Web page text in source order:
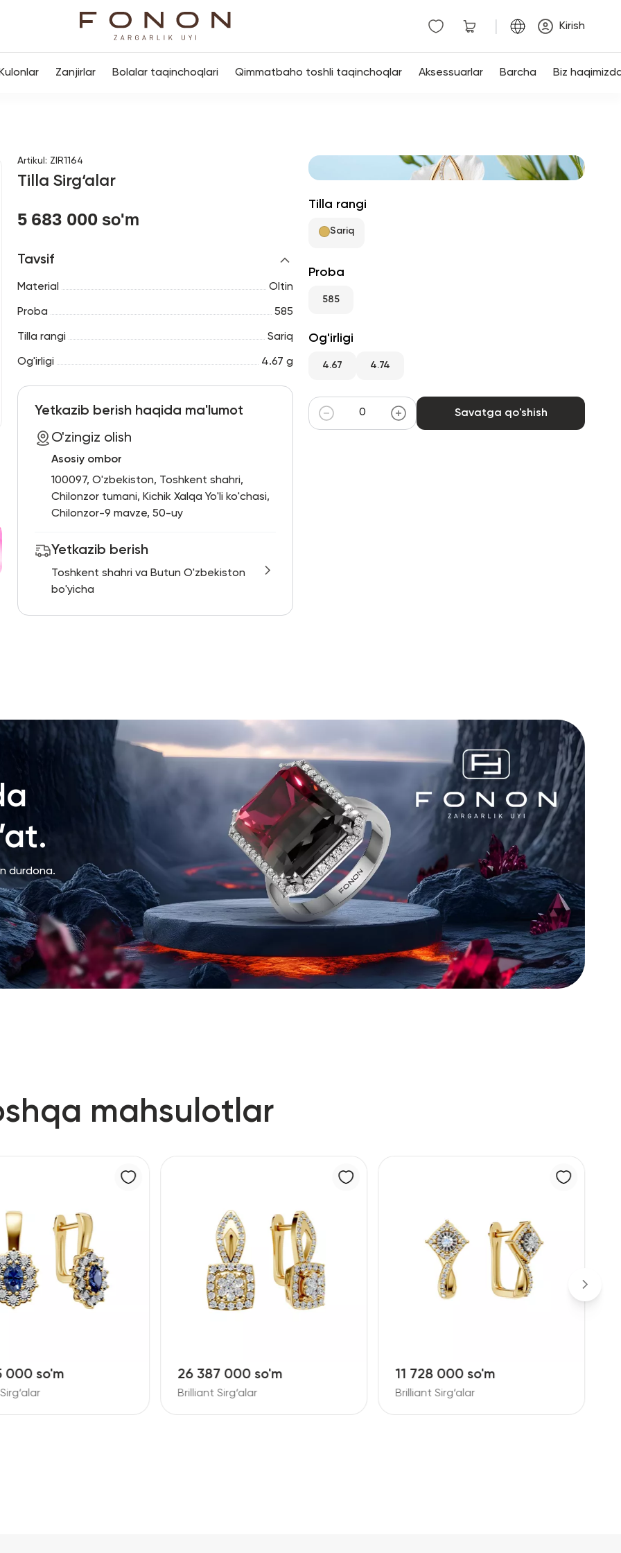
Kirish
Kulonlar Zanjirlar Bolalar taqinchoqlari Qimmatbaho toshli taqinchoqlar Aksessuarlar Barcha Biz
Artikul : ZIR1164
Tilla Sirg‘alar
5 683 000 so'm
Tavsif
Material Oltin
Proba 585
Tilla rangi Sariq
Og'irligi 4.67 g
Yetkazib berish haqida ma'lumot
O'zingiz olish
Asosiy ombor
100097, O'zbekiston, Toshkent shahri,
Chilonzor tumani, Kichik Xalqa Yo'li ko'chasi,
Chilonzor-9 mavze, 50-uy
Yetkazib berish
Toshkent shahri va Butun O'zbekiston
bo'yicha
Tilla rangi
Sariq
Proba
585
Og'irligi
4.67 4.74
Savatga qo'shish
durdona.
mahsulotlar
000 so'm 11 728 000 so'm
Brilliant Sirg‘alar
10 881 000 so'm
Brilliant Sirg‘alar